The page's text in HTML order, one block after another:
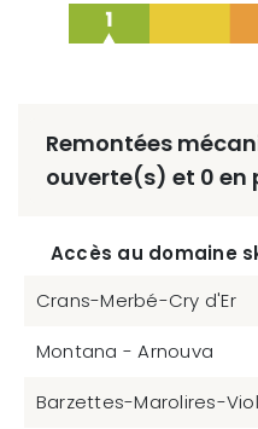
Remontées
ouverte(s) et 0 en
Accès au domaine
Crans-Merbé-Cry d'Er
Montana - Arnouva
Barzettes-Marolires-